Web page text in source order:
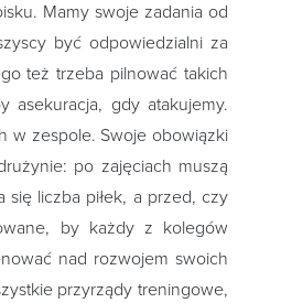
Mamy swoje zadania od
być odpowiedzialni za
też trzeba pilnować takich
asekuracja, gdy atakujemy.
w zespole. Swoje obowiązki
po zajęciach muszą
się liczba piłek, a przed, czy
by każdy z kolegów
nad rozwojem swoich
przyrządy treningowe,